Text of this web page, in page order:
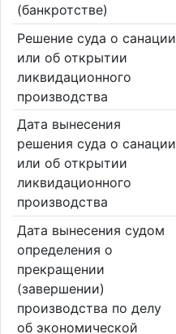
(банкротстве)
Решение суда о санации
или об открытии
ликвидационного
производства
Дата вынесения
решения суда о санации
или об открытии
ликвидационного
производства
Дата вынесения судом
определения о
прекращении
(завершении)
производства по делу
об экономической